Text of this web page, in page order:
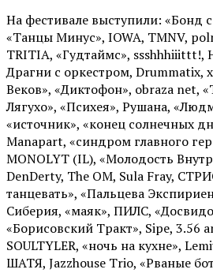
На фестивале выступили: «Бонд
«Танцы Минус», IOWA, TMNV,
TRITIA, «Гудтаймс», ssshhhiiittt!,
Драгни с оркестром, Drummatix,
Веков», «Диктофон», obraza net,
Лягухо», «Психея», Рушана,
«источник», «конец солнечных
Manapart, «синдром главного
MONOLYT (IL), «Молодость
DenDerty, The OM, Sula Fray,
танцевать», «Пальцева
Сиберия, «маяк», ПИЛС,
«Борисовский Тракт», Sipe, 3.56
SOULTYLER, «ночь на кухне»,
ШАТЯ, Jazzhouse Trio, «Рваные